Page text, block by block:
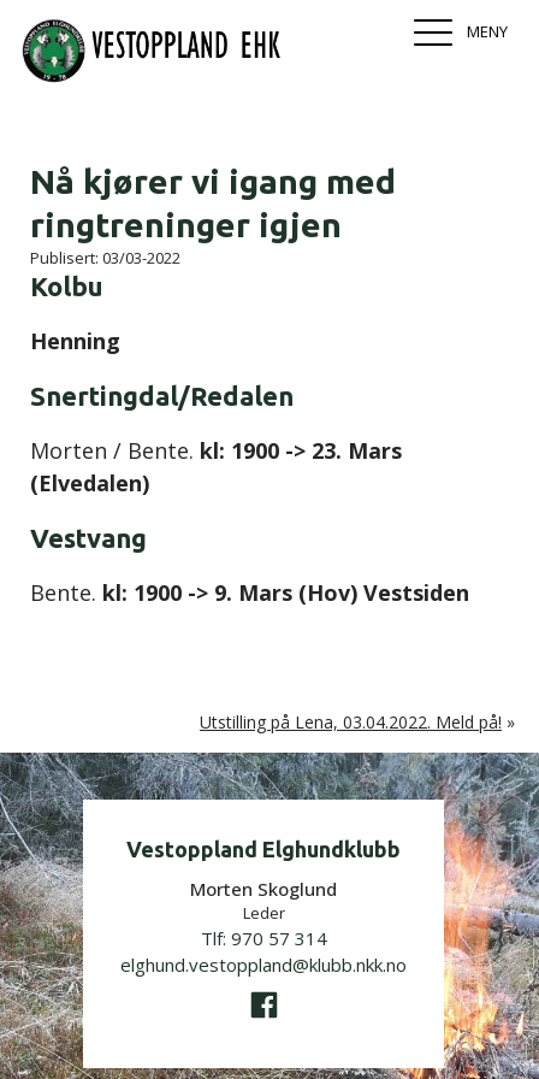
MENY
Nå kjører vi igang med
ringtreninger igjen
Publisert: 03/03-2022
Kolbu
Henning
Snertingdal/Redalen
Morten / Bente. kl: 1900 -> 23. Mars
(Elvedalen)
Vestvang
Bente. kl: 1900 -> 9. Mars (Hov) Vestsiden
Utstilling på Lena, 03.04.2022. Meld på! »
Vestoppland Elghundklubb
Morten Skoglund
Leder
Tlf: 970 57 314
elghund.vestoppland@klubb.nkk.no